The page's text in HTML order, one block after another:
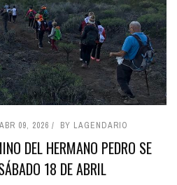
ABR 09, 2026 BY LAGENDARIO
DEL HERMANO PEDRO SE
18 DE ABRIL